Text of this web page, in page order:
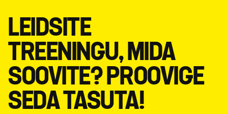
LEIDSITE
TREENINGU, MIDA
SOOVITE? PROOVIGE
SEDA TASUTA!